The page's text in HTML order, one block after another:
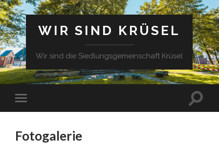
WIR SIND KRÜSEL
Wir sind die Siedlungsgemeinschaft Krüsel
Fotogalerie